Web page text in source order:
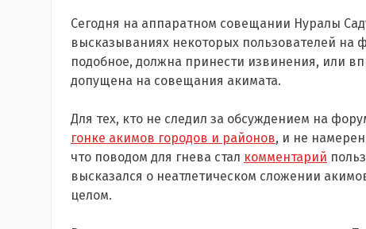
Сегодня на аппаратном совещании Нуралы
высказываниях некоторых пользователей на
подобное, должна принести извинения, или
допущена на совещания акимата.
Для тех, кто не следил за обсуждением на
гонке акимов городов и районов, и не
что поводом для гнева стал комментарий
высказался о неатлетическом сложении
целом.